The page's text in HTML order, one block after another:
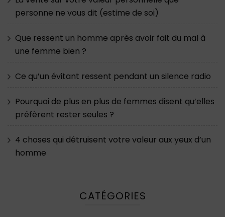
personne ne vous dit (estime de soi)
Que ressent un homme après avoir fait du mal à
une femme bien ?
Ce qu’un évitant ressent pendant un silence radio
Pourquoi de plus en plus de femmes disent qu’elles
préfèrent rester seules ?
4 choses qui détruisent votre valeur aux yeux d’un
homme
CATÉGORIES